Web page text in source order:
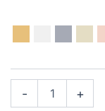
-
Flor
Decorativa
+